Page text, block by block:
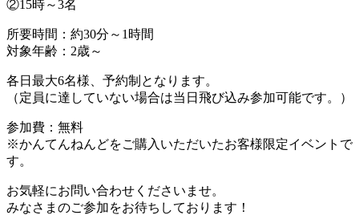
②15時～3名
所要時間：約30分～1時間
対象年齢：2歳～
各日最大6名様、予約制となります。
（定員に達していない場合は当日飛び込み参加可能です。）
参加費：無料
※かんてんねんどをご購入いただいたお客様限定イベントで
す。
お気軽にお問い合わせくださいませ。
みなさまのご参加をお待ちしております！